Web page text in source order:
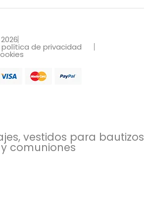
política de privacidad
vestidos para bautizos
y comuniones